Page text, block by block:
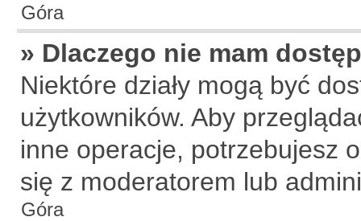
Góra
» Dlaczego nie mam
Niektóre działy mogą być
użytkowników. Aby
inne operacje, potrzebujesz
się z moderatorem lub
Góra